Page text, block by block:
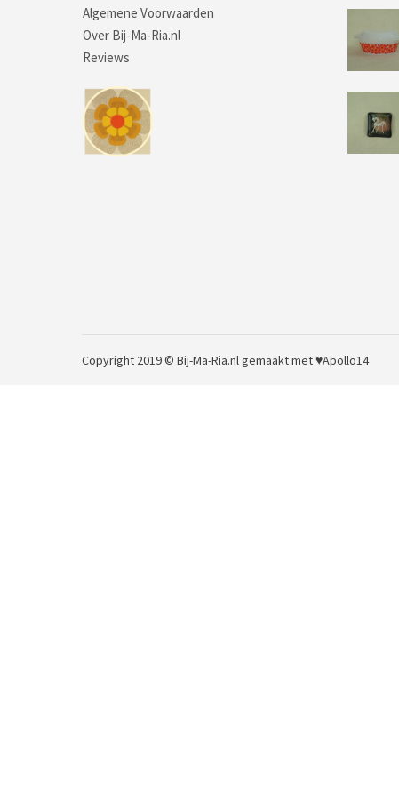
Algemene Voorwaarden
Over Bij-Ma-Ria.nl
Reviews
Copyright 2019 © Bij-Ma-Ria.nlgemaakt met ♥Apollo14